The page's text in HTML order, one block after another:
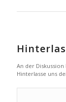
An der Diskussion
Hinterlasse uns